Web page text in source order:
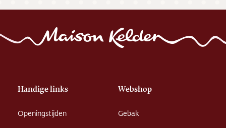
Handige links
Openingstijden
Webshop
Gebak